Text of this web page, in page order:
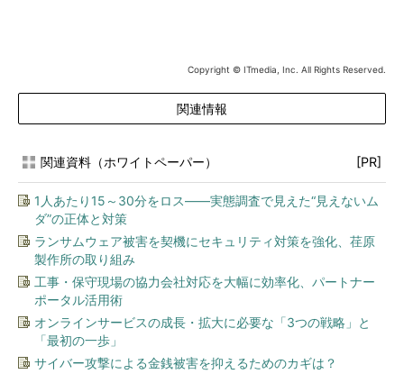
Copyright © ITmedia, Inc. All Rights Reserved.
関連情報
関連資料（ホワイトペーパー） [PR]
1人あたり15～30分をロス――実態調査で見えた“見えないム
ダ”の正体と対策
ランサムウェア被害を契機にセキュリティ対策を強化、荏原
製作所の取り組み
工事・保守現場の協力会社対応を大幅に効率化、パートナー
ポータル活用術
オンラインサービスの成長・拡大に必要な「3つの戦略」と
「最初の一歩」
サイバー攻撃による金銭被害を抑えるためのカギは？